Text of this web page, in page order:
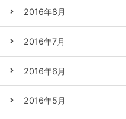
2016年8月
2016年7月
2016年6月
2016年5月